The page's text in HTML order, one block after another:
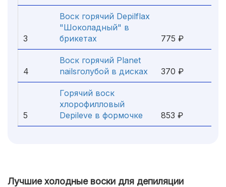
3
Воск горячий Depilflax
"Шоколадный" в
брикетах
775 ₽
4
Воск горячий Planet
nailsголубой в дисках
370 ₽
5
Горячий воск
хлорофилловый
Depileve в формочке
853 ₽
Лучшие холодные воски для депиляции